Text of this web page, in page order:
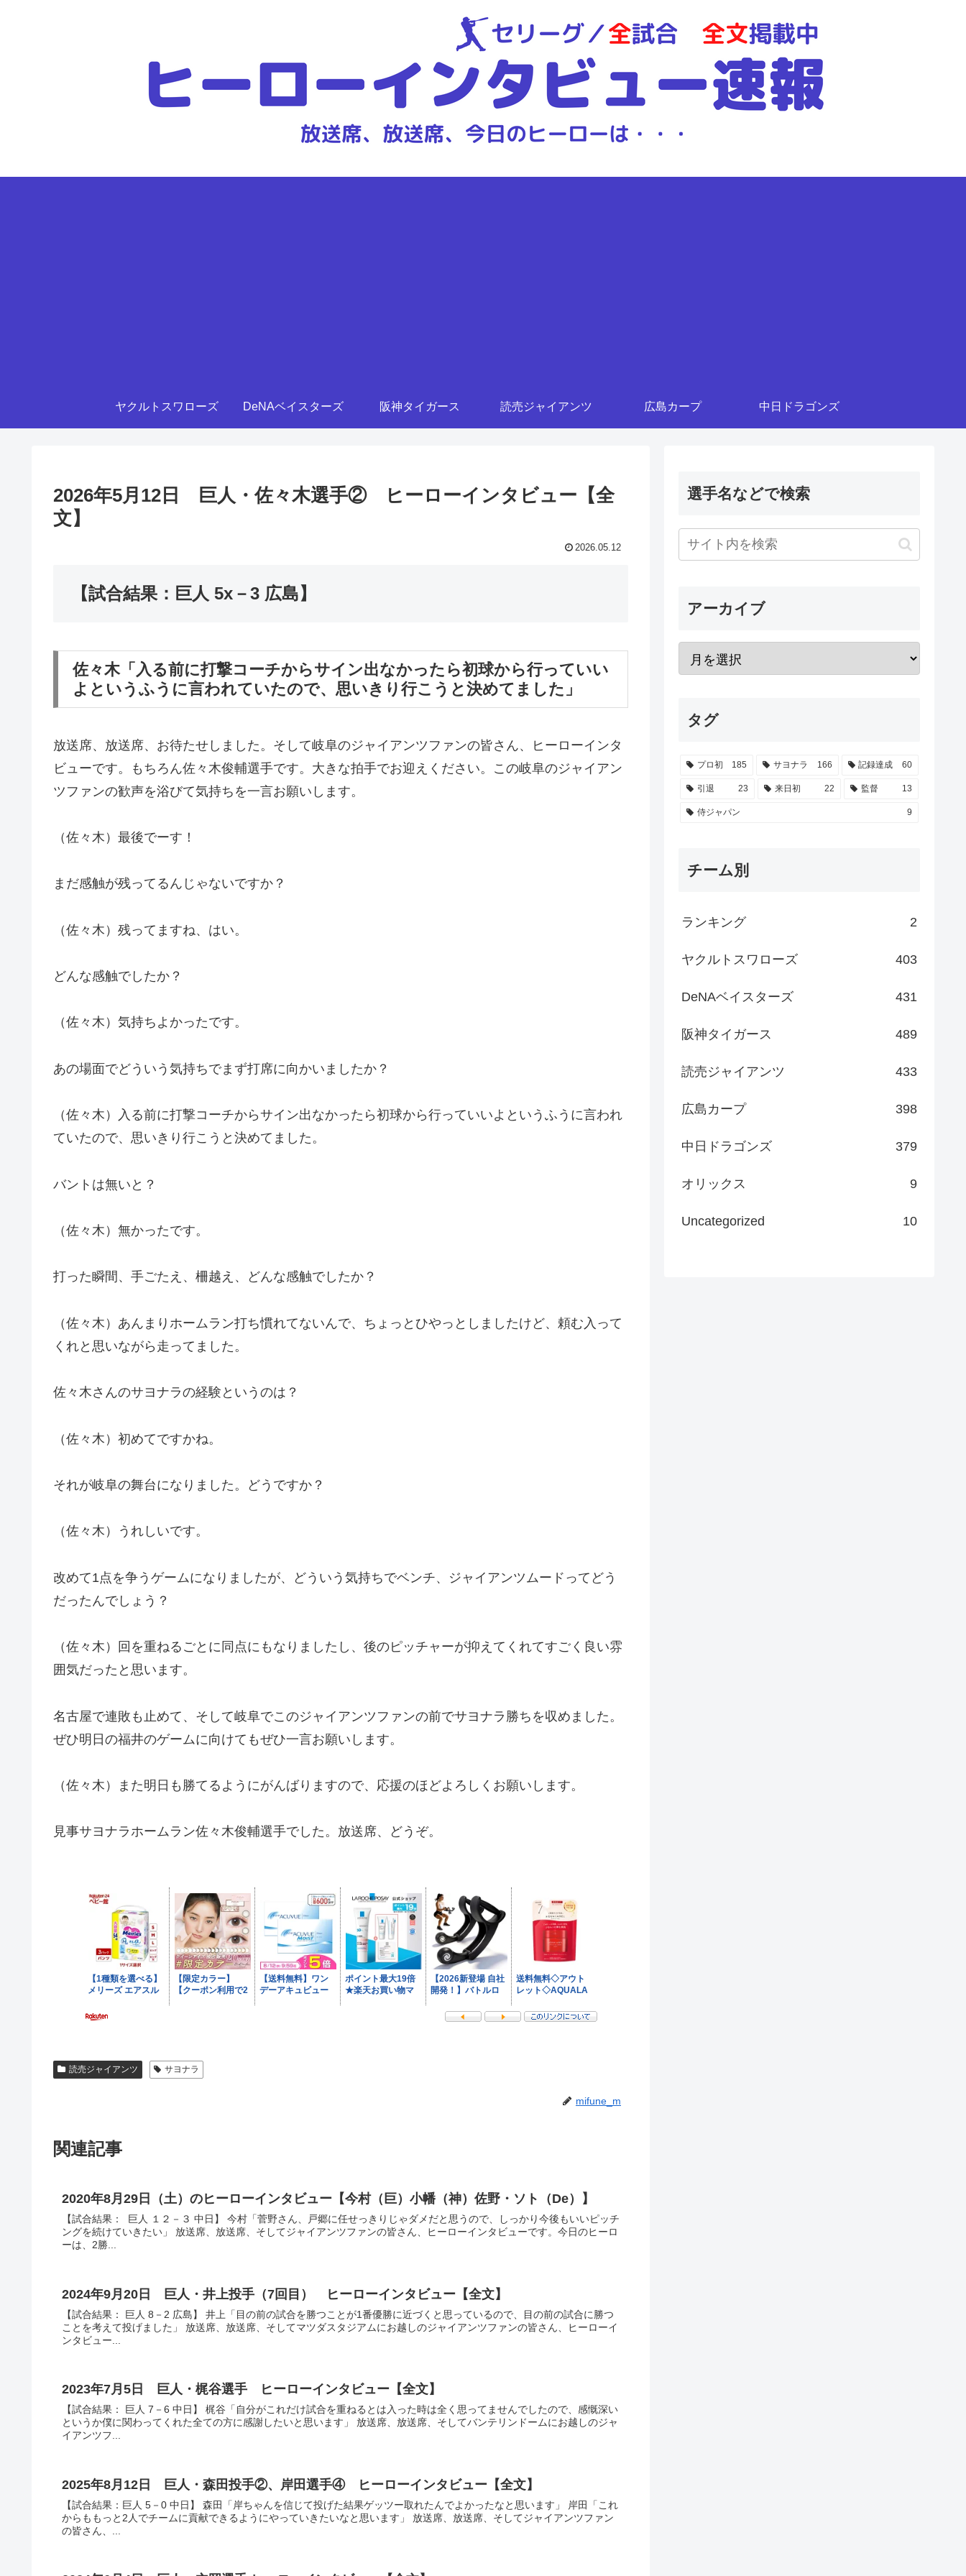
ヤクルトスワローズ DeNAベイスターズ 阪神タイガース 読売ジャイアンツ 広島カープ 中日ドラゴンズ
2026年5月12日 巨人・佐々木選手② ヒーローインタビュー【全
文】
2026.05.12
【試合結果：巨人 5x－3 広島】
佐々木「入る前に打撃コーチからサイン出なかったら初球から行っていい
よというふうに言われていたので、思いきり行こうと決めてました」
放送席、放送席、お待たせしました。そして岐阜のジャイアンツファンの皆さん、ヒーローインタ
ビューです。もちろん佐々木俊輔選手です。大きな拍手でお迎えください。この岐阜のジャイアン
ツファンの歓声を浴びて気持ちを一言お願いします。
（佐々木）最後でーす！
まだ感触が残ってるんじゃないですか？
（佐々木）残ってますね、はい。
どんな感触でしたか？
（佐々木）気持ちよかったです。
あの場面でどういう気持ちでまず打席に向かいましたか？
（佐々木）入る前に打撃コーチからサイン出なかったら初球から行っていいよというふうに言われ
ていたので、思いきり行こうと決めてました。
バントは無いと？
（佐々木）無かったです。
打った瞬間、手ごたえ、柵越え、どんな感触でしたか？
（佐々木）あんまりホームラン打ち慣れてないんで、ちょっとひやっとしましたけど、頼む入って
くれと思いながら走ってました。
佐々木さんのサヨナラの経験というのは？
（佐々木）初めてですかね。
それが岐阜の舞台になりました。どうですか？
（佐々木）うれしいです。
改めて1点を争うゲームになりましたが、どういう気持ちでベンチ、ジャイアンツムードってどう
だったんでしょう？
（佐々木）回を重ねるごとに同点にもなりましたし、後のピッチャーが抑えてくれてすごく良い雰
囲気だったと思います。
名古屋で連敗も止めて、そして岐阜でこのジャイアンツファンの前でサヨナラ勝ちを収めました。
ぜひ明日の福井のゲームに向けてもぜひ一言お願いします。
（佐々木）また明日も勝てるようにがんばりますので、応援のほどよろしくお願いします。
見事サヨナラホームラン佐々木俊輔選手でした。放送席、どうぞ。
読売ジャイアンツ サヨナラ
mifune_m
関連記事
2020年8月29日（土）のヒーローインタビュー【今村（巨）小幡（神）佐野・ソト（De）】
【試合結果： 巨人 １２－３ 中日】 今村「菅野さん、戸郷に任せっきりじゃダメだと思うので、しっかり今後もいいピッチ
ングを続けていきたい」 放送席、放送席、そしてジャイアンツファンの皆さん、ヒーローインタビューです。今日のヒーロ
ーは、2勝...
2024年9月20日 巨人・井上投手（7回目） ヒーローインタビュー【全文】
【試合結果： 巨人 8－2 広島】 井上「目の前の試合を勝つことが1番優勝に近づくと思っているので、目の前の試合に勝つ
ことを考えて投げました」 放送席、放送席、そしてマツダスタジアムにお越しのジャイアンツファンの皆さん、ヒーローイ
ンタビュー...
2023年7月5日 巨人・梶谷選手 ヒーローインタビュー【全文】
【試合結果： 巨人 7－6 中日】 梶谷「自分がこれだけ試合を重ねるとは入った時は全く思ってませんでしたので、感慨深い
というか僕に関わってくれた全ての方に感謝したいと思います」 放送席、放送席、そしてバンテリンドームにお越しのジャ
イアンツフ...
2025年8月12日 巨人・森田投手②、岸田選手④ ヒーローインタビュー【全文】
【試合結果：巨人 5－0 中日】 森田「岸ちゃんを信じて投げた結果ゲッツー取れたんでよかったなと思います」 岸田「これ
からももっと2人でチームに貢献できるようにやっていきたいなと思います」 放送席、放送席、そしてジャイアンツファン
の皆さん、...
選手名などで検索
アーカイブ
タグ
プロ初 185 サヨナラ 166 記録達成 60
引退 23 来日初 22 監督 13
侍ジャパン 9
チーム別
ランキング 2
ヤクルトスワローズ 403
DeNAベイスターズ 431
阪神タイガース 489
読売ジャイアンツ 433
広島カープ 398
中日ドラゴンズ 379
オリックス 9
Uncategorized 10